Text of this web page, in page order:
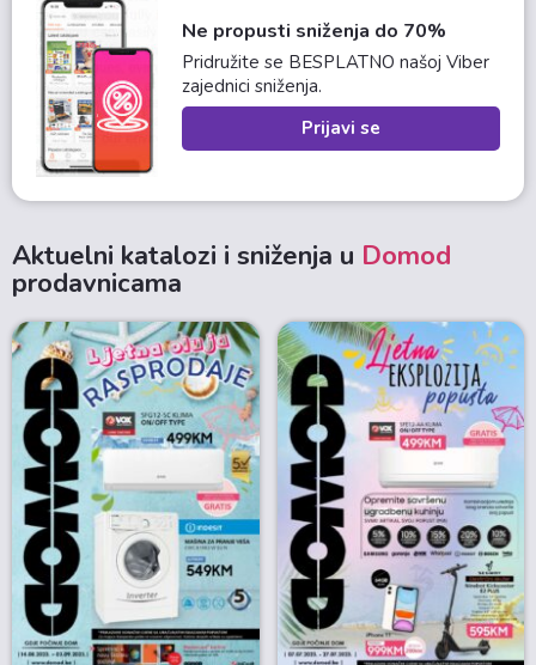
Ne propusti sniženja do 70%
Pridružite se BESPLATNO našoj Viber
zajednici sniženja.
Prijavi se
Aktuelni katalozi i sniženja u Domod
prodavnicama